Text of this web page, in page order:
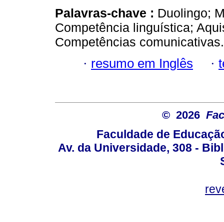
Palavras-chave : Duolingo;
Competência linguística;
Competências comunicativas.
· resumo em Inglês ·
© 2026
Faculdade de
Av. da Universidade, 308 -